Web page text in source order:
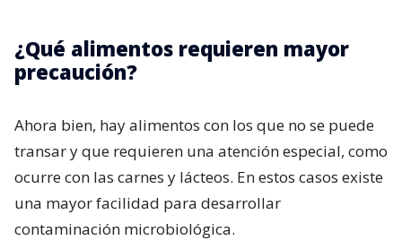
¿Qué alimentos requieren mayor
precaución?
Ahora bien, hay alimentos con los que no se puede
transar y que requieren una atención especial, como
ocurre con las carnes y lácteos. En estos casos existe
una mayor facilidad para desarrollar
contaminación microbiológica.